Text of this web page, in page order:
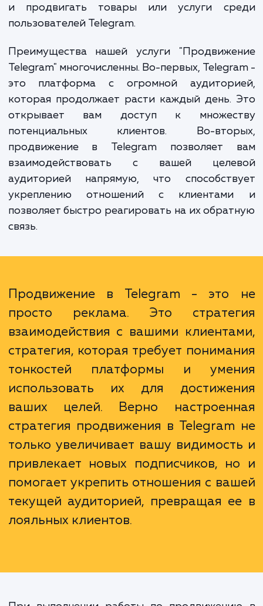
эффективно использовать его инструменты
компаниям привлекать и
аудиторию, увеличивать узнаваемость
и продвигать товары или услуги
пользователей Telegram.
Преимущества нашей услуги
Telegram" многочисленны. Во-первых,
это платформа с огромной
которая продолжает расти каждый день.
открывает вам доступ к
потенциальных клиентов. Во-
укреплению отношений с
позволяет быстро реагировать на их
связь.
Продвижение в Telegram - это
просто реклама. Это
взаимодействия с вашими
стратегия, которая требует
тонкостей платформы и
только увеличивает вашу
привлекает новых подписчиков,